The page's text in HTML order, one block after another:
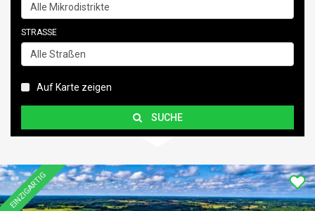
Alle Mikrodistrikte
STRASSE
Alle Straßen
Auf Karte zeigen
SUCHE
EINZIGARTIG
Previous